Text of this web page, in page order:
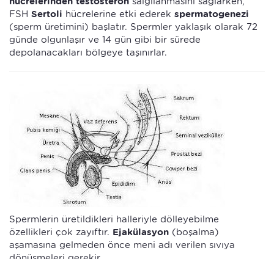
FSH Sertoli hücrelerine etki ederek spermatogenezi
(sperm üretimini) başlatır. Spermler yaklaşık olarak 72
günde olgunlaşır ve 14 gün gibi bir sürede
depolanacakları bölgeye taşınırlar.
Spermlerin üretildikleri halleriyle dölleyebilme
özellikleri çok zayıftır. Ejakülasyon (boşalma)
aşamasına gelmeden önce meni adı verilen sıvıya